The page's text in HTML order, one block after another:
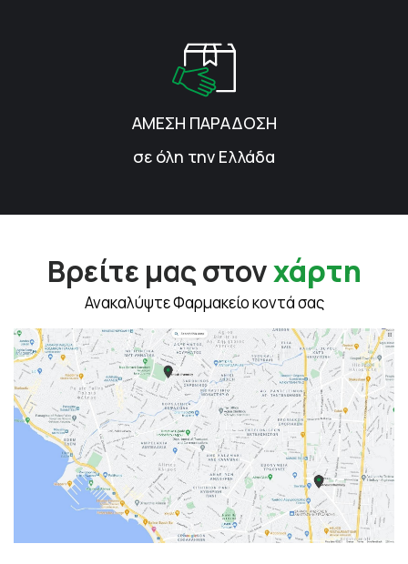
ΑΜΕΣΗ ΠΑΡΑΔΟΣΗ
σε όλη την Ελλάδα
Βρείτε μας στονχάρτη
Ανακαλύψτε Φαρμακείο κοντά σας